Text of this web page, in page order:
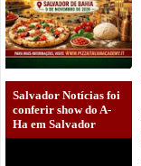
Salvador Notícias foi
conferir show do A-
Ha em Salvador